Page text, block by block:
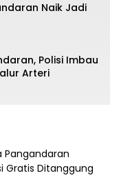
Naik Jadi
Polisi Imbau
Arteri
Pangandaran
Gratis Ditanggung